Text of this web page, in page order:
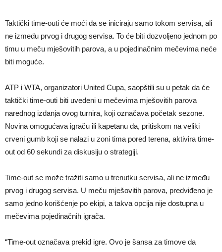
Ćabi sastavlja kockice, lijevi bek iz Španije i golman iz Portugala za
strašni Čelsi?!
FIFA u velikom previranju! Infantino svojim potezom iznenadio
fudbalski svijet
Taktički time-outi će moći da se iniciraju samo tokom servisa, ali
ne između prvog i drugog servisa. To će biti dozvoljeno jednom po
timu u meču mješovitih parova, a u pojedinačnim mečevima neće
biti moguće.
ATP i WTA, organizatori United Cupa, saopštili su u petak da će
taktički time-outi biti uvedeni u mečevima mješovitih parova
narednog izdanja ovog turnira, koji označava početak sezone.
Novina omogućava igraču ili kapetanu da, pritiskom na veliki
crveni gumb koji se nalazi u zoni tima pored terena, aktivira time-
out od 60 sekundi za diskusiju o strategiji.
Time-out se može tražiti samo u trenutku servisa, ali ne između
prvog i drugog servisa. U meču mješovitih parova, predviđeno je
samo jedno korišćenje po ekipi, a takva opcija nije dostupna u
mečevima pojedinačnih igrača.
“Time-out označava prekid igre. Ovo je šansa za timove da